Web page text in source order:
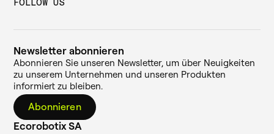
Ecorobotix SA
Newsletter abonnieren
Abonnieren Sie unseren Newsletter, um über Neuigkeiten
zu unserem Unternehmen und unseren Produkten
informiert zu bleiben.
Abonnieren